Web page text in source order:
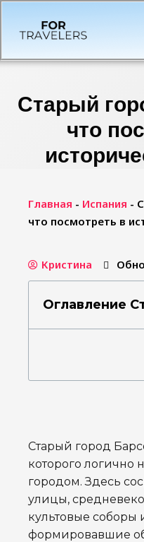
Старый
что
Главная - Испания -
что посмотреть в
Кристина
Оглавление
Старый город
которого логично
городом. Здесь
улицы,
культовые соборы
формировавшие